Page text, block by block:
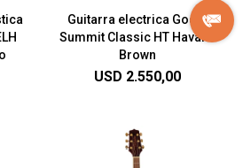
Guitarra electrica Godin
Summit Classic HT Havana
Brown
USD 2.550,00